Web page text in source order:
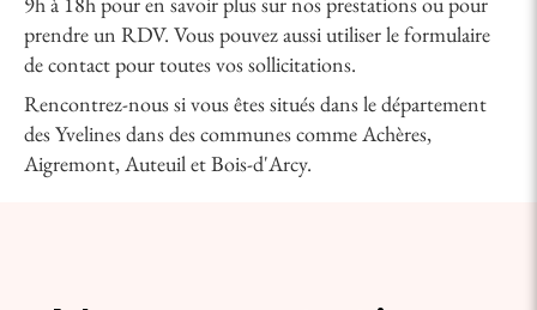
prendre un RDV. Vous pouvez aussi utiliser le formulaire
de contact pour toutes vos sollicitations.
Rencontrez-nous si vous êtes situés dans le département
des Yvelines dans des communes comme Achères,
Aigremont, Auteuil et Bois-d'Arcy.